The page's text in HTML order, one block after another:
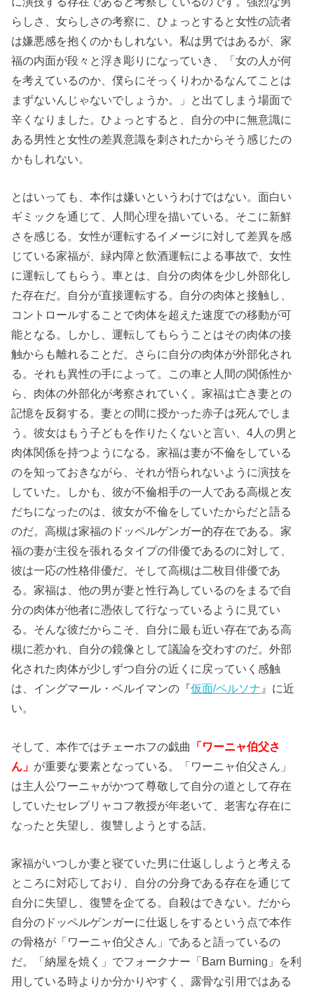
らしさ、女らしさの考察に、ひょっとすると女性の読者
は嫌悪感を抱くのかもしれない。私は男ではあるが、家
福の内面が段々と浮き彫りになっていき、「女の人が何
を考えているのか、僕らにそっくりわかるなんてことは
まずないんじゃないでしょうか。」と出てしまう場面で
辛くなりました。ひょっとすると、自分の中に無意識に
ある男性と女性の差異意識を刺されたからそう感じたの
かもしれない。
とはいっても、本作は嫌いというわけではない。面白い
ギミックを通じて、人間心理を描いている。そこに新鮮
さを感じる。女性が運転するイメージに対して差異を感
じている家福が、緑内障と飲酒運転による事故で、女性
に運転してもらう。車とは、自分の肉体を少し外部化し
た存在だ。自分が直接運転する。自分の肉体と接触し、
コントロールすることで肉体を超えた速度での移動が可
能となる。しかし、運転してもらうことはその肉体の接
触からも離れることだ。さらに自分の肉体が外部化され
る。それも異性の手によって。この車と人間の関係性か
ら、肉体の外部化が考察されていく。家福は亡き妻との
記憶を反芻する。妻との間に授かった赤子は死んでしま
う。彼女はもう子どもを作りたくないと言い、4人の男と
肉体関係を持つようになる。家福は妻が不倫をしている
のを知っておきながら、それが悟られないように演技を
していた。しかも、彼が不倫相手の一人である高槻と友
だちになったのは、彼女が不倫をしていたからだと語る
のだ。高槻は家福のドッペルゲンガー的存在である。家
福の妻が主役を張れるタイプの俳優であるのに対して、
彼は一応の性格俳優だ。そして高槻は二枚目俳優であ
る。家福は、他の男が妻と性行為しているのをまるで自
分の肉体が他者に憑依して行なっているように見てい
る。そんな彼だからこそ、自分に最も近い存在である高
槻に惹かれ、自分の鏡像として議論を交わすのだ。外部
化された肉体が少しずつ自分の近くに戻っていく感触
は、イングマール・ベルイマンの『仮面/ペルソナ 』に近
い。
そして、本作ではチェーホフの戯曲
「ワーニャ伯父さ
ん」 が重要な要素となっている。「ワーニャ伯父さん」
は主人公ワーニャがかつて尊敬して自分の道として存在
していたセレブリャコフ教授が年老いて、老害な存在に
なったと失望し、復讐しようとする話。
家福がいつしか妻と寝ていた男に仕返ししようと考える
ところに対応しており、自分の分身である存在を通じて
自分に失望し、復讐を企てる。自殺はできない。だから
自分のドッペルゲンガーに仕返しをするという点で本作
の骨格が「ワーニャ伯父さん」であると語っているの
だ。「納屋を焼く」でフォークナー「Barn Burning」を利
用している時よりか分かりやすく、露骨な引用ではある